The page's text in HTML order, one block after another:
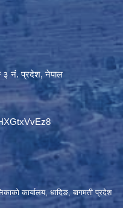
३ नं. प्रदेश, नेपाल
कार्यालय, धादिङ, बागमती प्रदेश